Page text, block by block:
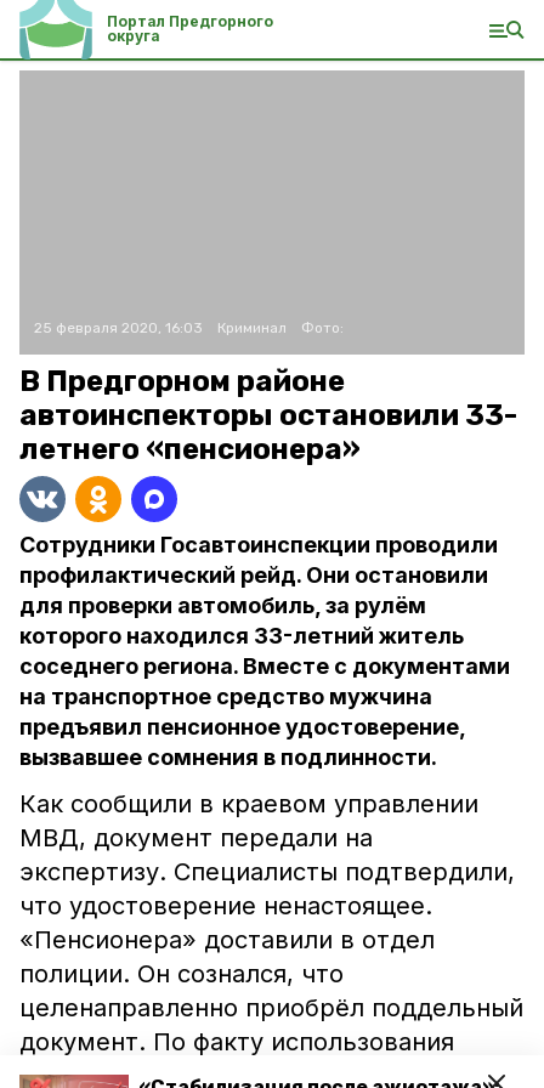
Портал Предгорного
округа
25 февраля 2020, 16:03 Криминал Фото:
В Предгорном районе
автоинспекторы остановили 33-
летнего «пенсионера»
Сотрудники Госавтоинспекции проводили
профилактический рейд. Они остановили
для проверки автомобиль, за рулём
которого находился 33-летний житель
соседнего региона. Вместе с документами
на транспортное средство мужчина
предъявил пенсионное удостоверение,
вызвавшее сомнения в подлинности.
Как сообщили в краевом управлении
МВД, документ передали на
экспертизу. Специалисты подтвердили,
что удостоверение ненастоящее.
«Пенсионера» доставили в отдел
полиции. Он сознался, что
целенаправленно приобрёл поддельный
документ. По факту использования
подложного удостоверения возбудили